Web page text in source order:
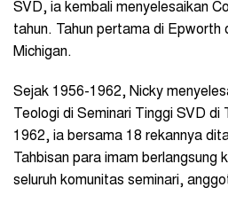
SVD, ia kembali menyelesaikan
tahun. Tahun pertama di Epworth
Michigan.
Sejak 1956-1962, Nicky
Teologi di Seminari Tinggi SVD di
1962, ia bersama 18 rekannya
Tahbisan para imam berlangsung
seluruh komunitas seminari,